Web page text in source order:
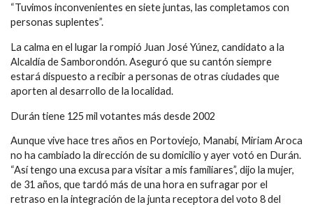
“Tuvimos inconvenientes en siete juntas, las completamos con
personas suplentes”.
La calma en el lugar la rompió Juan José Yúnez, candidato a la
Alcaldía de Samborondón. Aseguró que su cantón siempre
estará dispuesto a recibir a personas de otras ciudades que
aporten al desarrollo de la localidad.
Durán tiene 125 mil votantes más desde 2002
Aunque vive hace tres años en Portoviejo, Manabí, Miriam Aroca
no ha cambiado la dirección de su domicilio y ayer votó en Durán.
“Así tengo una excusa para visitar a mis familiares”, dijo la mujer,
de 31 años, que tardó más de una hora en sufragar por el
retraso en la integración de la junta receptora del voto 8 del